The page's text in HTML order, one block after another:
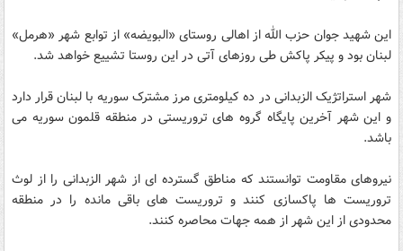
این شهید جوان حزب الله از اهالی روستای «البویضه» از توابع شهر «هرمل»
لبنان بود و پیکر پاکش طی روزهای آتی در این روستا تشییع خواهد شد.
شهر استراتژیک الزبدانی در ده کیلومتری مرز مشترک سوریه با لبنان قرار دارد
و این شهر آخرین پایگاه گروه های تروریستی در منطقه قلمون سوریه می
باشد.
نیروهای مقاومت توانستند که مناطق گسترده ای از شهر الزبدانی را از لوث
تروریست ها پاکسازی کنند و تروریست های باقی مانده را در منطقه
محدودی از این شهر از همه جهات محاصره کنند.